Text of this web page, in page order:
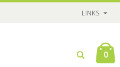
LINKS
0